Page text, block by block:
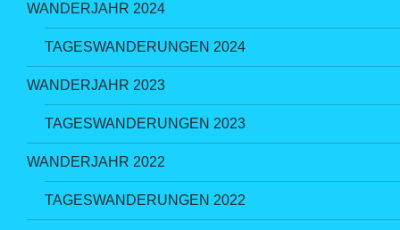
WANDERJAHR 2024
TAGESWANDERUNGEN 2024
WANDERJAHR 2023
TAGESWANDERUNGEN 2023
WANDERJAHR 2022
TAGESWANDERUNGEN 2022